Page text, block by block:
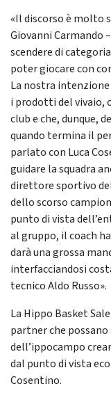
«Il discorso è molto
Giovanni Carmando
scendere di
poter giocare con
La nostra
i prodotti del vivaio,
club e che, dunque,
quando termina il
parlato con Luca
guidare la squadra
direttore sportivo
dello scorso
punto di vista
al gruppo, il coach
darà una grossa
interfacciandosi
tecnico Aldo Russo».
La Hippo Basket
partner che
dell’ippocampo
dal punto di vista
Cosentino.